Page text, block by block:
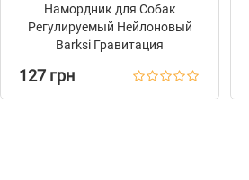
Намордник для Собак
Регулируемый Нейлоновый
Barksi Гравитация
127 грн